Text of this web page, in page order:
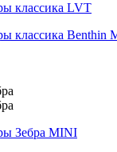
классика LVT
классика Benthin
Зебра MINI